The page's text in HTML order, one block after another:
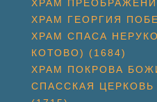
ХРАМ
ХРАМ ГЕОРГИЯ
ХРАМ СПАСА
КОТОВО) (1684)
ХРАМ ПОКРОВА
СПАССКАЯ